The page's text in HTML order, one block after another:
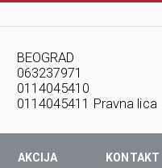
BEOGRAD
063237971
0114045410
0114045411 Pravna lica
AKCIJA KONTAKT